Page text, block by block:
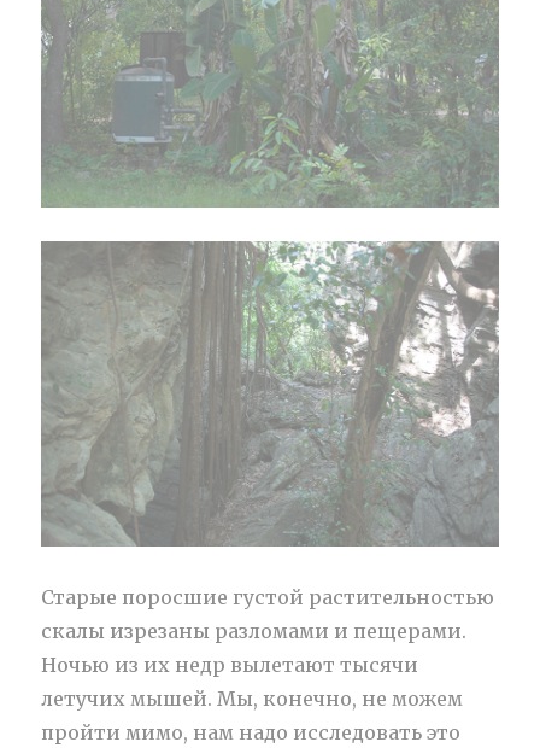
Старые поросшие густой растительностью
скалы изрезаны разломами и пещерами.
Ночью из их недр вылетают тысячи
летучих мышей. Мы, конечно, не можем
пройти мимо, нам надо исследовать это